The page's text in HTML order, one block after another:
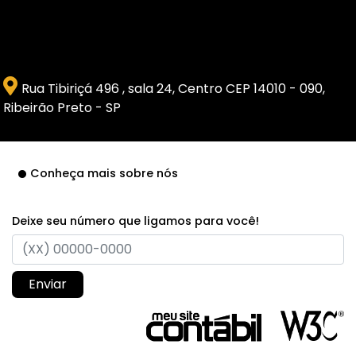
Rua Tibiriçá 496 , sala 24, Centro CEP 14010 - 090,
Ribeirão Preto - SP
Conheça mais sobre nós
Deixe seu número que ligamos para você!
Enviar